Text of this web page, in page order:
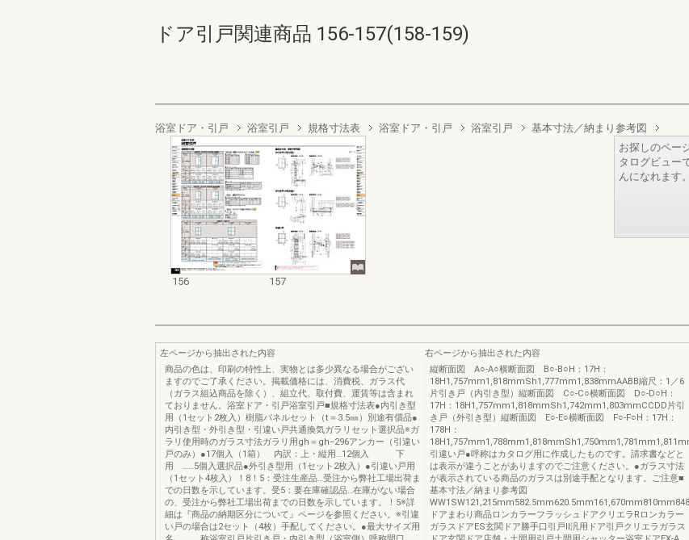
ドア引戸関連商品 156-157(158-159)
浴室ドア・引戸 浴室引戸 規格寸法表 浴室ドア・引戸 浴室引戸 基本寸法／納まり参考図
156 157
お探しのペー
タログビュー
んになれます。
左ページから抽出された内容
商品の色は、印刷の特性上、実物とは多少異なる場合がござい
ますのでご了承ください。掲載価格には、消費税、ガラス代
（ガラス組込商品を除く）、組立代、取付費、運賃等は含まれ
ておりません。浴室ドア・引戸浴室引戸■規格寸法表●内引き型
用（1セット2枚入）樹脂パネルセット（t＝3.5㎜）別途有償品●
内引き型・外引き型・引違い戸共通換気ガラリセット選択品※ガ
ラリ使用時のガラス寸法ガラリ用gh＝gh−296アンカー（引違い
戸のみ）●17個入（1箱） 内訳：上・縦用…12個入 下
用 ……5個入選択品●外引き型用（1セット2枚入）●引違い戸用
（1セット4枚入）！8！5：受注生産品…受注から弊社工場出荷ま
での日数を示しています。受5：要在庫確認品…在庫がない場合
の、受注から弊社工場出荷までの日数を示しています。！5※詳
細は『商品の納期区分について』ページを参照ください。※引違
い戸の場合は2セット（4枚）手配してください。●最大サイズ用
右ページから抽出された内容
縦断面図 A○-A○横断面図 B○-B○H：17H：
18H1,757mm1,818mmSh1,777mm1,838mmAABB縮尺：1／6
片引き戸（内引き型）縦断面図 C○-C○横断面図 D○-D○H：
17H：18H1,757mm1,818mmSh1,742mm1,803mmCCDD片引
き戸（外引き型）縦断面図 E○-E○横断面図 F○-F○H：17H：
178H：
引違い戸●呼称はカタログ用に作成したものです。請求書などと
は表示が違うことがありますのでご注意ください。●ガラス寸法
が表示されている商品のガラスは別途手配となります。ご注意■
基本寸法／納まり参考図
ドアまわり商品ロンカラーフラッシュドアクリエラRロンカラー
ガラスドアES玄関ドア勝手口引戸Ⅱ汎用ドア引戸クリエラガラス